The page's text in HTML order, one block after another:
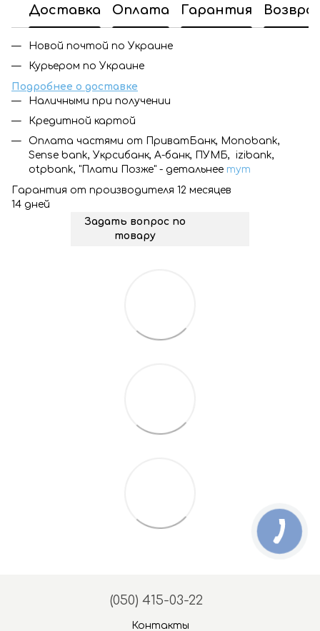
Доставка Оплата Гарантия
Новой почтой по Украине
Курьером по Украине
Подробнее о доставке
Наличными при получении
Кредитной картой
Оплата частями от ПриватБанк, Monobank,
Sense bank, Укрсибанк, А-банк, ПУМБ, izibank,
otpbank, "Плати Позже" - детальнее тут
Гарантия от производителя 12 месяцев
14 дней
Задать вопрос по
товару
(050) 415-03-22
Контакты